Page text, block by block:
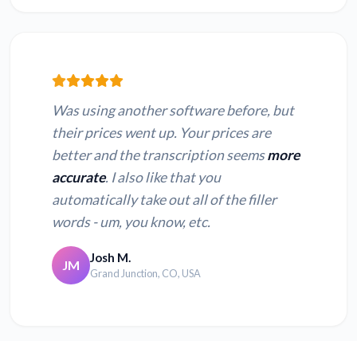
Was using another software before, but
their prices went up. Your prices are
better and the transcription seemsmore
accurate. I also like that you
automatically take out all of the filler
words - um, you know, etc.
JM Josh M.
Grand Junction, CO, USA